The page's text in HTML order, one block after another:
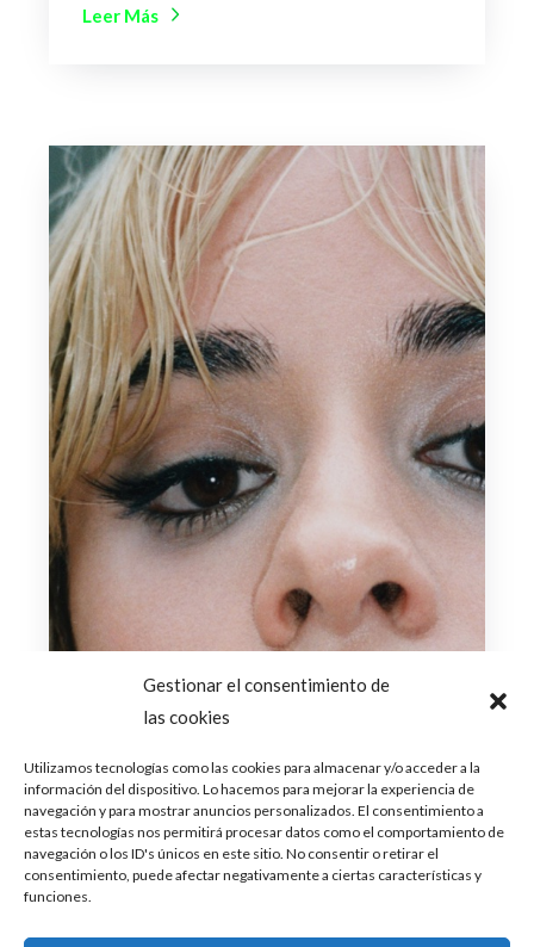
Gestionar el consentimiento de
las cookies
Utilizamos tecnologías como las cookies para almacenar y/o acceder a la
información del dispositivo. Lo hacemos para mejorar la experiencia de
navegación y para mostrar anuncios personalizados. El consentimiento a
estas tecnologías nos permitirá procesar datos como el comportamiento de
navegación o los ID's únicos en este sitio. No consentir o retirar el
consentimiento, puede afectar negativamente a ciertas características y
funciones.
Leer Más